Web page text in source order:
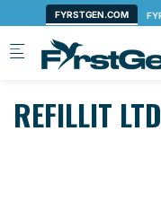
Skip to main content
REFILLIT LTD